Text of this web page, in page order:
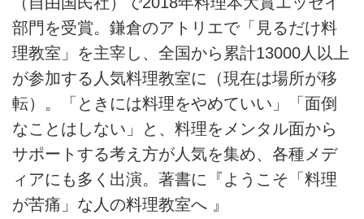
部門を受賞。鎌倉のアトリエで「見るだけ料
理教室」を主宰し、全国から累計13000人以上
が参加する人気料理教室に（現在は場所が移
転）。「ときには料理をやめていい」「面倒
なことはしない」と、料理をメンタル面から
サポートする考え方が人気を集め、各種メデ
ィアにも多く出演。著書に『ようこそ「料理
が苦痛」な人の料理教室へ 』